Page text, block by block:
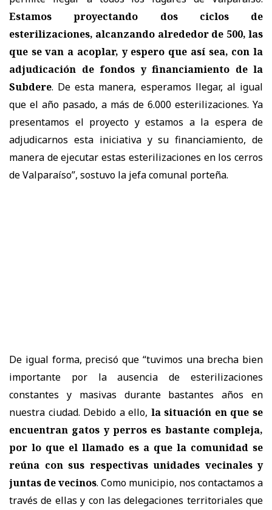
Estamos proyectando dos ciclos de
esterilizaciones, alcanzando alrededor de 500, las
que se van a acoplar, y espero que así sea, con la
adjudicación de fondos y financiamiento de la
Subdere. De esta manera, esperamos llegar, al igual
que el año pasado, a más de 6.000 esterilizaciones. Ya
presentamos el proyecto y estamos a la espera de
adjudicarnos esta iniciativa y su financiamiento, de
manera de ejecutar estas esterilizaciones en los cerros
de Valparaíso”, sostuvo la jefa comunal porteña.
De igual forma, precisó que “tuvimos una brecha bien
importante por la ausencia de esterilizaciones
constantes y masivas durante bastantes años en
nuestra ciudad. Debido a ello, la situación en que se
encuentran gatos y perros es bastante compleja,
por lo que el llamado es a que la comunidad se
reúna con sus respectivas unidades vecinales y
juntas de vecinos. Como municipio, nos contactamos a
través de ellas y con las delegaciones territoriales que